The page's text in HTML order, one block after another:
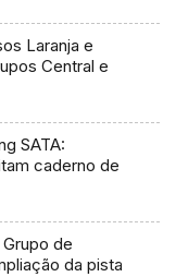
Laranja e
Central e
SATA:
caderno de
de
da pista